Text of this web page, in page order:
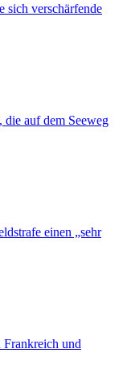
sich verschärfende
die auf dem Seeweg
einen „sehr
und